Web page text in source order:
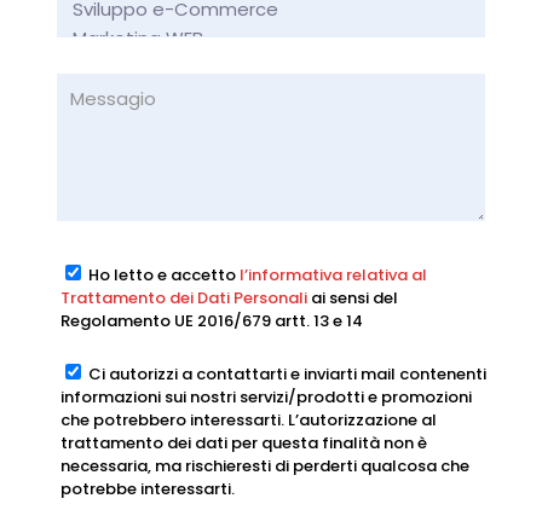
Ho letto e accetto l’informativa relativa al
Trattamento dei Dati Personaliai sensi del
Regolamento UE 2016/679 artt. 13 e 14
Ci autorizzi a contattarti e inviarti mail contenenti
informazioni sui nostri servizi/prodotti e promozioni
che potrebbero interessarti. L’autorizzazione al
trattamento dei dati per questa finalità non è
necessaria, ma rischieresti di perderti qualcosa che
potrebbe interessarti.